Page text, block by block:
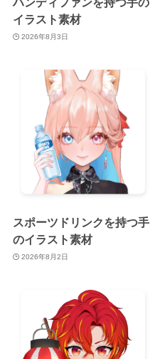
イラスト素材
2026年8月3日
スポーツドリンクを持つ手
のイラスト素材
2026年8月2日